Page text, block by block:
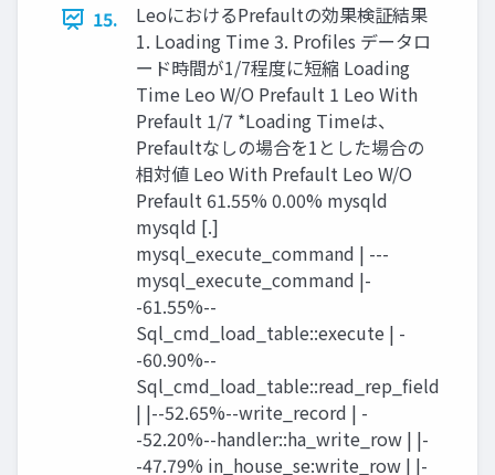
15.
LeoにおけるPrefaultの効果検証結果
1. Loading Time 3. Proﬁles データロ
ード時間が1/7程度に短縮 Loading
Time Leo W/O Prefault 1 Leo With
Prefault 1/7 *Loading Timeは、
Prefaultなしの場合を1とした場合の
相対値 Leo With Prefault Leo W/O
Prefault 61.55% 0.00% mysqld
mysqld [.]
mysql_execute_command | ---
mysql_execute_command |-
-61.55%--
Sql_cmd_load_table::execute | -
-60.90%--
Sql_cmd_load_table::read_rep_field
| |--52.65%--write_record | -
-52.20%--handler::ha_write_row | |-
-47.79% in_house_se:write_row | |-